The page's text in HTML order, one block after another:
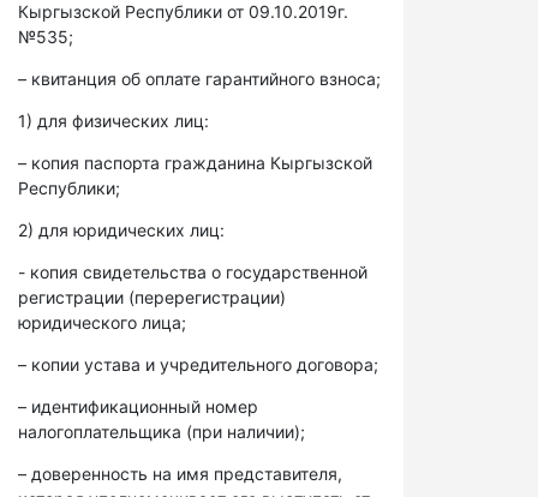
Кыргызской Республики от 09.10.2019г.
№535;
– квитанция об оплате гарантийного взноса;
1) для физических лиц:
– копия паспорта гражданина Кыргызской
Республики;
2) для юридических лиц:
- копия свидетельства о государственной
регистрации (перерегистрации)
юридического лица;
– копии устава и учредительного договора;
– идентификационный номер
налогоплательщика (при наличии);
– доверенность на имя представителя,